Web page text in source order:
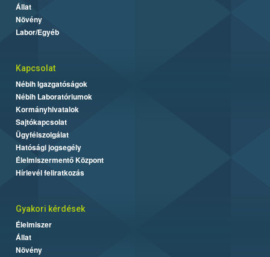
Állat
Növény
Labor/Egyéb
Kapcsolat
Nébih Igazgatóságok
Nébih Laboratóriumok
Kormányhivatalok
Sajtókapcsolat
Ügyfélszolgálat
Hatósági jogsegély
Élelmiszermentő Központ
Hírlevél feliratkozás
Gyakori kérdések
Élelmiszer
Állat
Növény